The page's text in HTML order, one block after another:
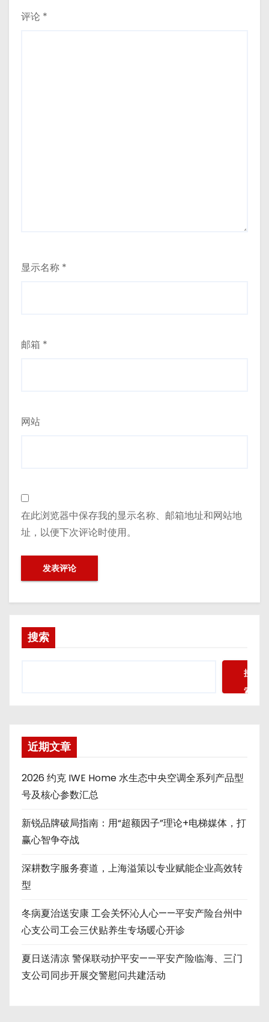
评论 *
显示名称 *
邮箱 *
网站
在此浏览器中保存我的显示名称、邮箱地址和网站地
址，以便下次评论时使用。
搜索
搜
索
近期文章
2026 约克 IWE Home 水生态中央空调全系列产品型
号及核心参数汇总
新锐品牌破局指南：用“超额因子”理论+电梯媒体，打
赢心智争夺战
深耕数字服务赛道，上海溢策以专业赋能企业高效转
型
冬病夏治送安康 工会关怀沁人心——平安产险台州中
心支公司工会三伏贴养生专场暖心开诊
夏日送清凉 警保联动护平安——平安产险临海、三门
支公司同步开展交警慰问共建活动